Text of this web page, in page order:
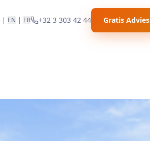
| EN | FR +32 3 303 42 44 Gratis Advies